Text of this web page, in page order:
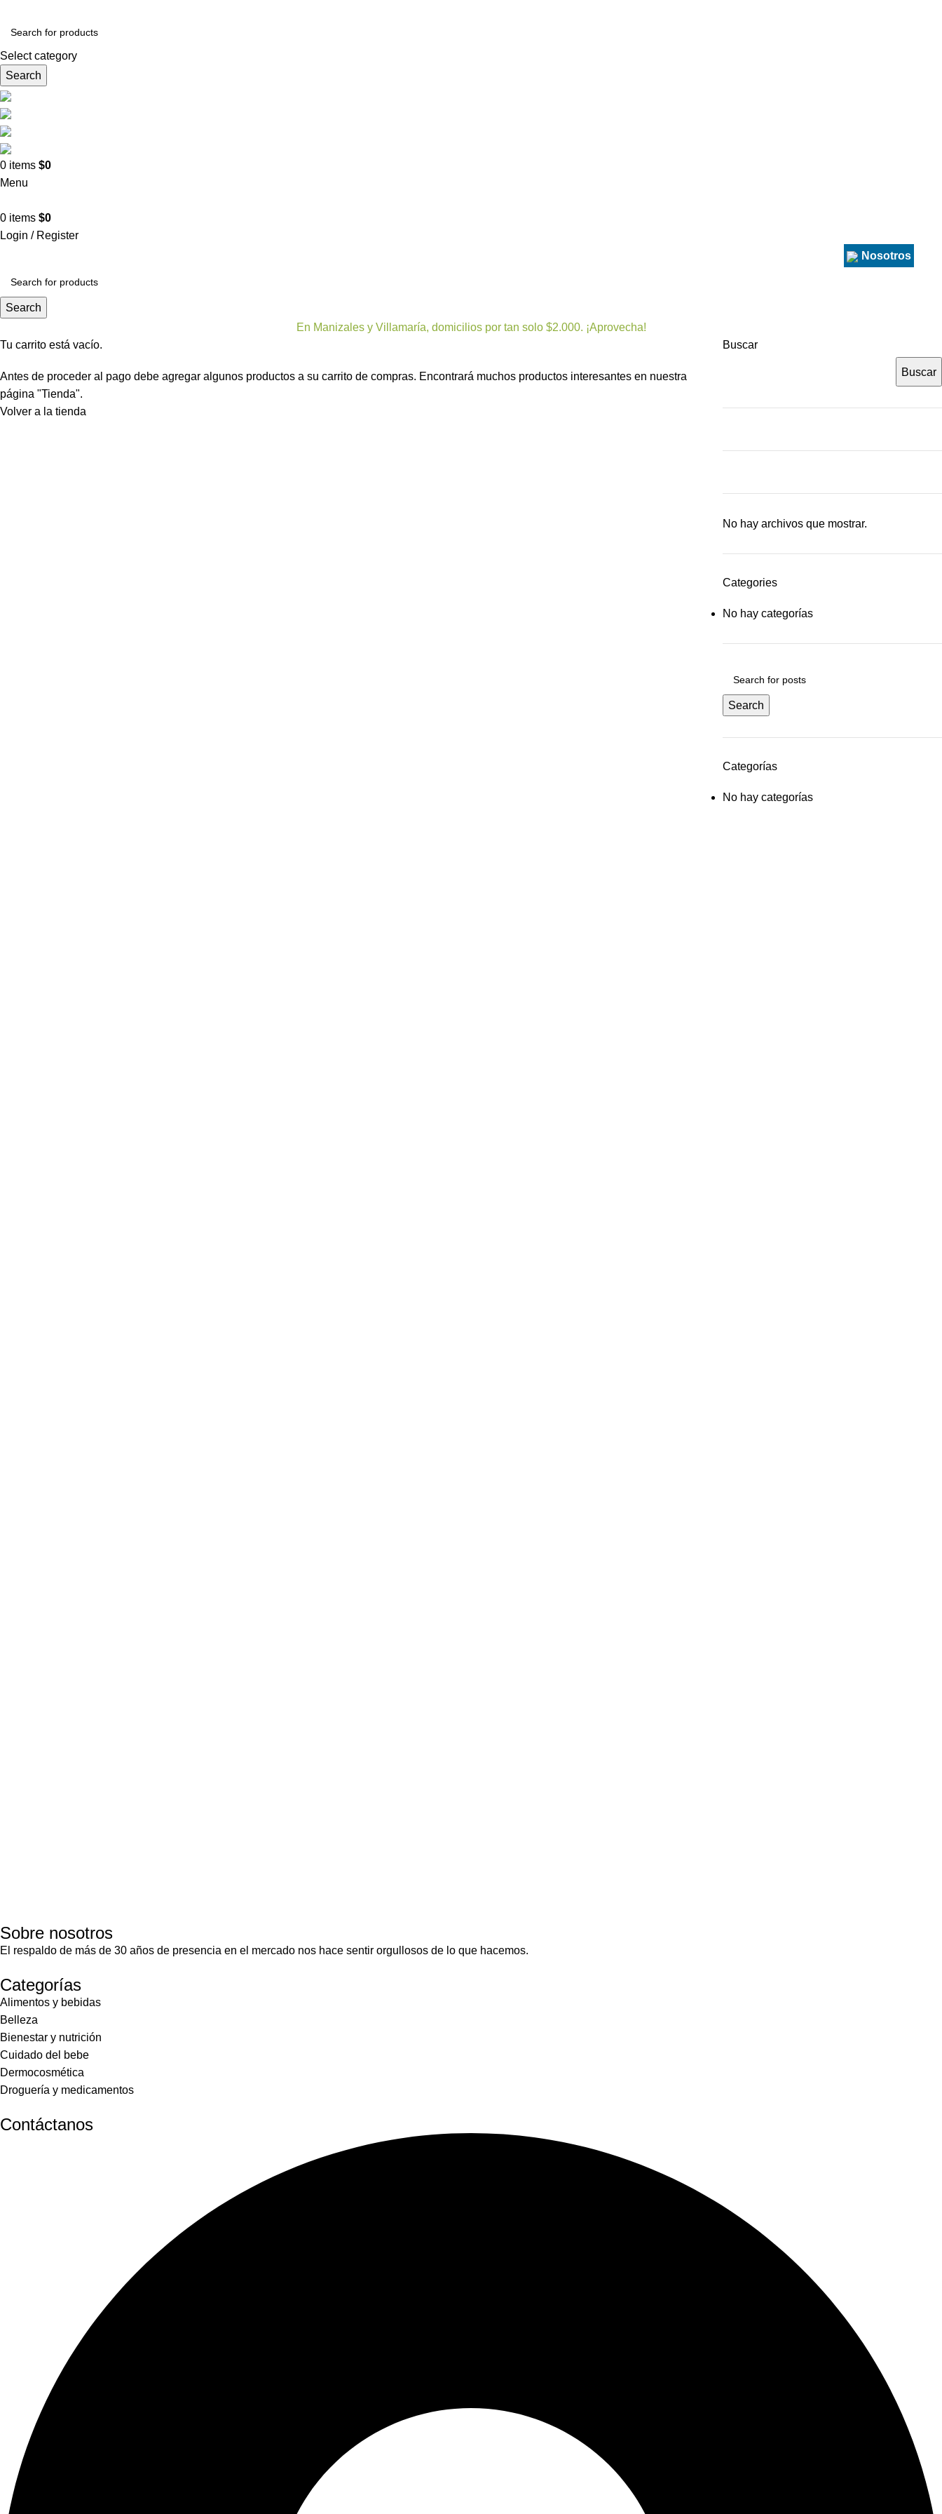
Select category
Search
0 items $0
Menu
0 items $0
Login / Register
Nosotros
Search
En Manizales y Villamaría, domicilios por tan solo $2.000. ¡Aprovecha!
Tu carrito está vacío.
Antes de proceder al pago debe agregar algunos productos a su carrito de compras. Encontrará muchos productos interesantes en nuestra
página "Tienda".
Volver a la tienda
Buscar
Buscar
No hay archivos que mostrar.
Categories
No hay categorías
Search
Categorías
No hay categorías
Sobre nosotros
El respaldo de más de 30 años de presencia en el mercado nos hace sentir orgullosos de lo que hacemos.
Categorías
Alimentos y bebidas
Belleza
Bienestar y nutrición
Cuidado del bebe
Dermocosmética
Droguería y medicamentos
Contáctanos